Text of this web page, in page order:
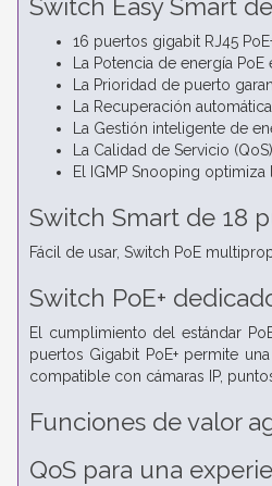
Switch Easy Smart
16 puertos gigabit RJ45
La Potencia de energía
La Prioridad de puerto
La Recuperación
La Gestión inteligente de
La Calidad de Servicio
El IGMP Snooping
Switch Smart de 18
Fácil de usar, Switch PoE
Switch PoE+
El cumplimiento del estándar
puertos Gigabit PoE+ permite
compatible con cámaras IP,
Funciones de valor
QoS para una